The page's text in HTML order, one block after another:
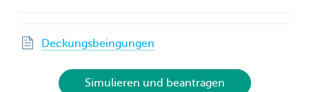
Deckungsbeingungen
Simulieren und beantragen